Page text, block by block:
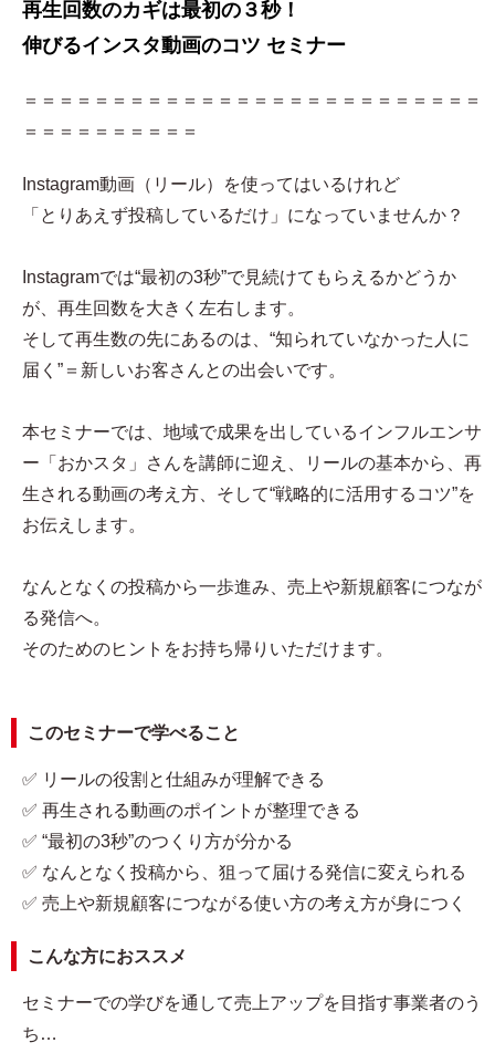
再生回数のカギは最初の３秒！
伸びるインスタ動画のコツ セミナー
＝＝＝＝＝＝＝＝＝＝＝＝＝＝＝＝＝＝＝＝＝＝＝＝＝＝
＝＝＝＝＝＝＝＝＝＝
Instagram動画（リール）を使ってはいるけれど
「とりあえず投稿しているだけ」になっていませんか？
Instagramでは“最初の3秒”で見続けてもらえるかどうか
が、再生回数を大きく左右します。
そして再生数の先にあるのは、“知られていなかった人に
届く”＝新しいお客さんとの出会いです。
本セミナーでは、地域で成果を出しているインフルエンサ
ー「おかスタ」さんを講師に迎え、リールの基本から、再
生される動画の考え方、そして“戦略的に活用するコツ”を
お伝えします。
なんとなくの投稿から一歩進み、売上や新規顧客につなが
る発信へ。
そのためのヒントをお持ち帰りいただけます。
このセミナーで学べること
✅ リールの役割と仕組みが理解できる
✅ 再生される動画のポイントが整理できる
✅ “最初の3秒”のつくり方が分かる
✅ なんとなく投稿から、狙って届ける発信に変えられる
✅ 売上や新規顧客につながる使い方の考え方が身につく
こんな方におススメ
セミナーでの学びを通して売上アップを目指す事業者のう
ち…